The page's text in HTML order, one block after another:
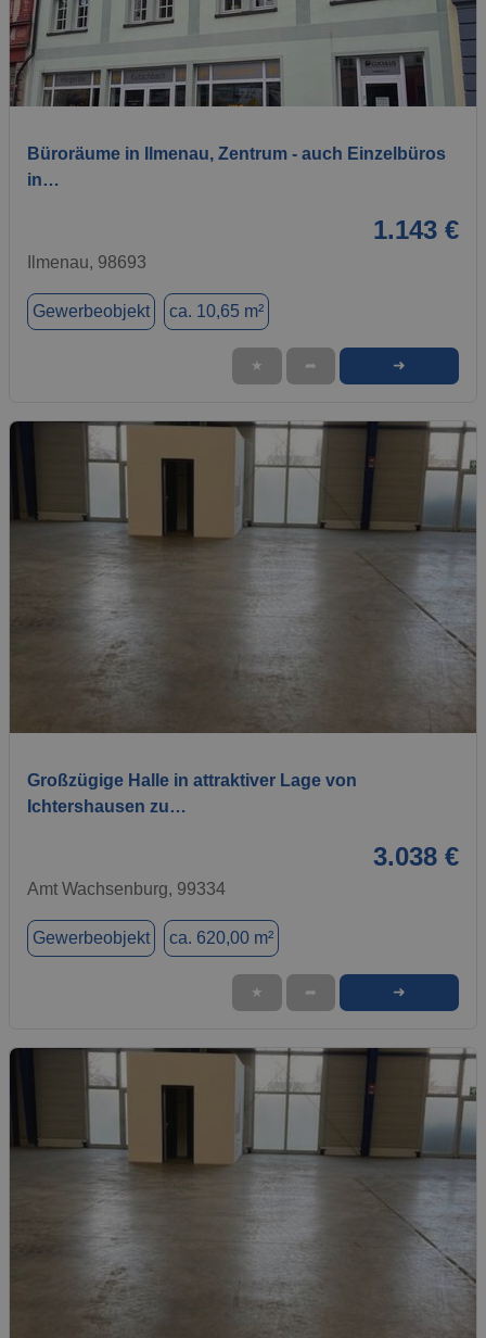
1 / 10
Büroräume in Ilmenau, Zentrum - auch Einzelbüros
in…
1.143 €
Ilmenau, 98693
Gewerbeobjekt ca. 10,65 m²
★ ➦ ➜
1 / 7
Großzügige Halle in attraktiver Lage von
Ichtershausen zu…
3.038 €
Amt Wachsenburg, 99334
Gewerbeobjekt ca. 620,00 m²
★ ➦ ➜